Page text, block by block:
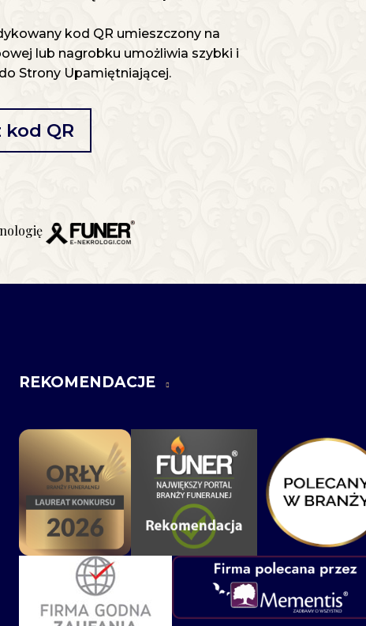
kod QR umieszczony na
lub nagrobku umożliwia szybki i
Strony Upamiętniającej.
kod QR
REKOMENDACJE